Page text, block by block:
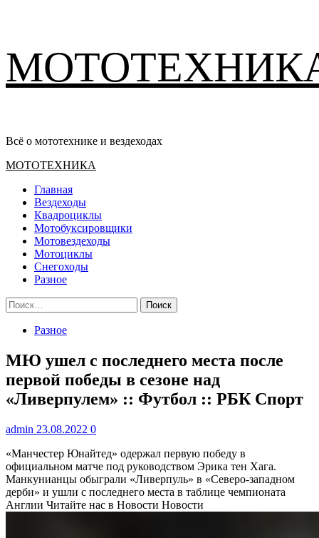
содержимому
Всё о мототехнике и вездеходах
Основное
МОТОТЕХНИКА
Главная
Вездеходы
Квадроциклы
Мотобуксировщики
Мотовездеходы
Мотоциклы
Снегоходы
Разное
Найти:
Разное
МЮ ушел с последнего места после
первой победы в сезоне над
«Ливерпулем» :: Футбол :: РБК Спорт
admin 23.08.2022 0
«Манчестер Юнайтед» одержал первую победу в
официальном матче под руководством Эрика тен Хага.
Манкунианцы обыграли «Ливерпуль» в «Северо-западном
дерби» и ушли с последнего места в таблице чемпионата
Англии Читайте нас в Новости Новости